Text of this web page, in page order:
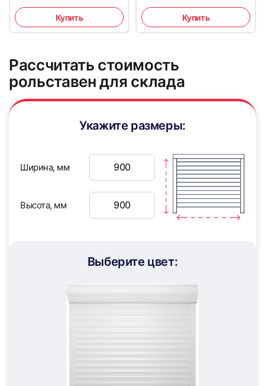
Купить Купить
Рассчитать стоимость
рольставен для склада
Укажите размеры:
Ширина, мм
Высота, мм
Выберите цвет: